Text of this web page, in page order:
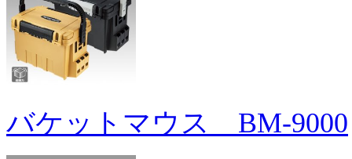
バケットマウス BM-9000